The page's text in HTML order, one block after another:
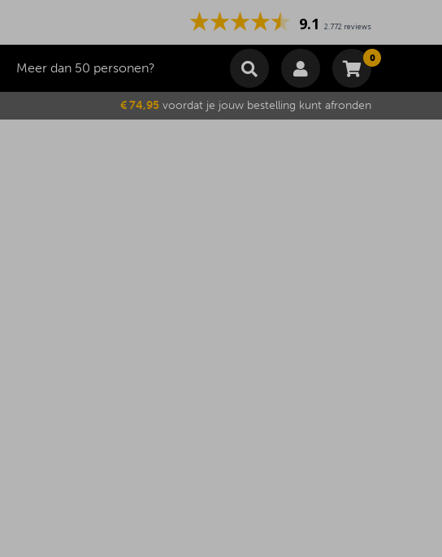
9.1 2.772 reviews
Meer dan 50 personen?
0
Winkelmand
Subtotaal €0,00
€ 74,95 voordat je jouw bestelling kunt afronden